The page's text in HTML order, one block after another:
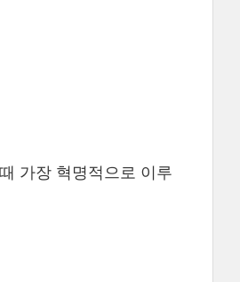
가장 혁명적으로 이루